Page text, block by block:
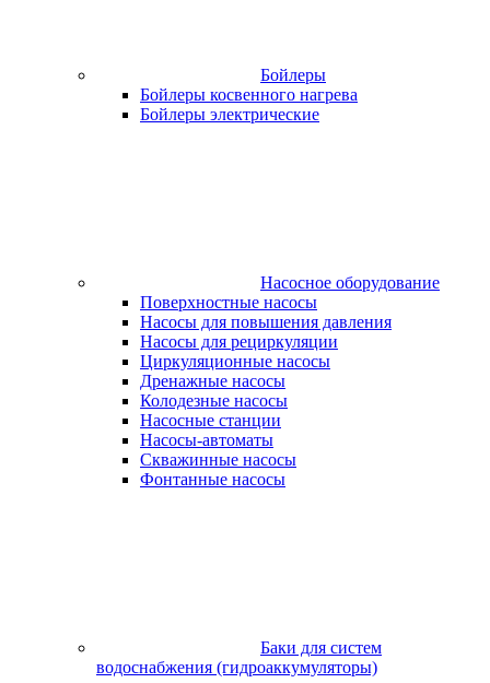
Бойлеры
Бойлеры косвенного нагрева
Бойлеры электрические
Насосное оборудование
Поверхностные насосы
Насосы для повышения давления
Насосы для рециркуляции
Циркуляционные насосы
Дренажные насосы
Колодезные насосы
Насосные станции
Насосы-автоматы
Скважинные насосы
Фонтанные насосы
Баки для систем
водоснабжения (гидроаккумуляторы)